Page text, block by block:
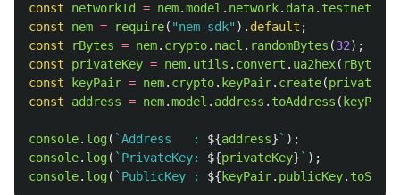
const networkId = nem.model . network. data. testnet
const
nem = require( "nem-sdk" ). default ;
const
rBytes = nem. crypto. nacl . randomBytes (32);
const
privateKey = nem. utils . convert . ua2hex( rBytes
const
keyPair = nem. crypto. keyPair. create(privateKey
const
address = nem.model . address . toAddress ( keyPair
console. log( `Address   : ${address} ` );
console. log( `PrivateKey: ${privateKey} ` );
console. log( `PublicKey : ${ keyPair. publicKey.